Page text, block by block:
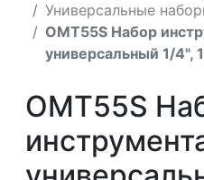
Универсальные
OMT55S Набор
универсальный 1/4",
OMT55S